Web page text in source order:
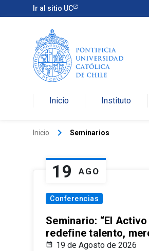
Ir al sitio UC
Inicio Instituto
Inicio keyboard_arrow_right Seminarios
19 AGO
Conferencias
Seminario: “El
redefine talento,
19 de Agosto de 2026